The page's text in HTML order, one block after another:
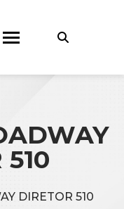
510
DIRETOR 510